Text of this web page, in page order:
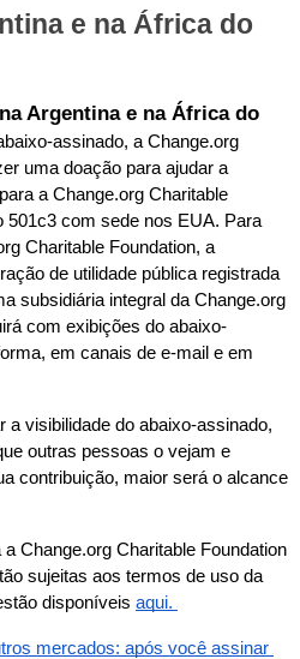
e na África do
na Argentina e na África do
-assinado, a Change.org
uma doação para ajudar a
para a Change.org Charitable
501c3 com sede nos EUA. Para
Charitable Foundation, a
ção de utilidade pública registrada
subsidiária integral da Change.org
á com exibições do abaixo-
, em canais de e-mail e em
a visibilidade do abaixo-assinado,
outras pessoas o vejam e
contribuição, maior será o alcance
a Change.org Charitable Foundation
ão sujeitas aos termos de uso da
ão disponíveis aqui.
mercados: após você assinar